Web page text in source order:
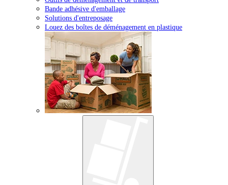
Bande adhésive d'emballage
Solutions d'entreposage
Louez des boîtes de déménagement en plastique